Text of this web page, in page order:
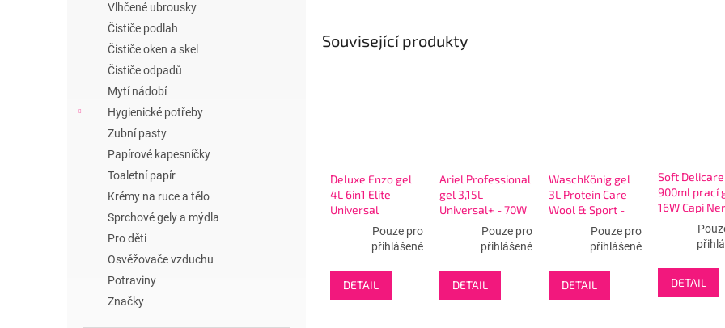
Vlhčené ubrousky
Čističe podlah
Čističe oken a skel
Čističe odpadů
Mytí nádobí
Hygienické potřeby
Zubní pasty
Papírové kapesníčky
Toaletní papír
Krémy na ruce a tělo
Sprchové gely a mýdla
Pro děti
Osvěžovače vzduchu
Potraviny
Značky
Související produkty
Deluxe Enzo gel
4L 6in1 Elite
Universal
Muschio Bianco -
Pouze pro
přihlášené
DETAIL
Ariel Professional
gel 3,15L
Universal+ - 70W
Pouze pro
přihlášené
DETAIL
WaschKönig gel
3L Protein Care
Wool & Sport -
Pouze pro
přihlášené
DETAIL
Soft Delicare
900ml prací
16W Capi
Scuri - černé a
tmavé prádlo
DETAIL